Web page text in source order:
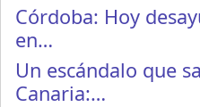
Córdoba: Hoy
en…
Un escándalo que
Canaria:…